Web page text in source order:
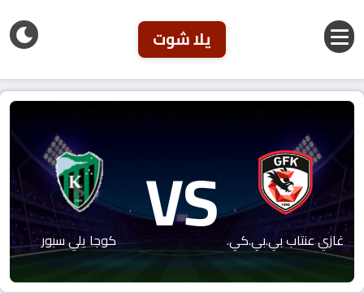
يلا شوت
غازي عنتاب بي.بي.كي. VS كوجا يلي سبور